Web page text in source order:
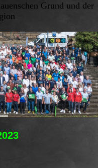
Grund und der